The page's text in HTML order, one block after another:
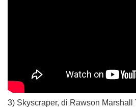
3) Skyscraper, di Rawson Marshall